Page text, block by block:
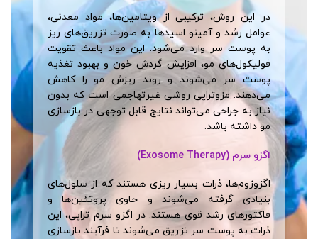
در این روش، ترکیبی از ویتامین‌ها، مواد معدنی،
عوامل رشد و آمینو اسیدها به صورت تزریق‌های ریز
به پوست سر وارد می‌شود. این مواد باعث تقویت
فولیکول‌های مو، افزایش گردش خون و بهبود تغذیه
پوست سر می‌شوند و روند ریزش مو را کاهش
می‌دهند. مزوتراپی روشی غیرتهاجمی است که بدون
نیاز به جراحی می‌تواند نتایج قابل توجهی در بازسازی
مو داشته باشد.
اگزو سرم (Exosome Therapy)
اگزوزوم‌ها، ذرات بسیار ریزی هستند که از سلول‌های
بنیادی گرفته می‌شوند و حاوی پروتئین‌ها و
فاکتورهای رشد قوی هستند. در اگزو سرم تراپی، این
ذرات به پوست سر تزریق می‌شوند تا فرآیند بازسازی